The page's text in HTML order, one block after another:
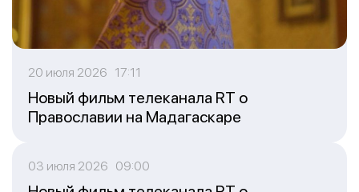
20 июля 2026 17:11
Новый фильм телеканала RT о
Православии на Мадагаскаре
03 июля 2026 09:00